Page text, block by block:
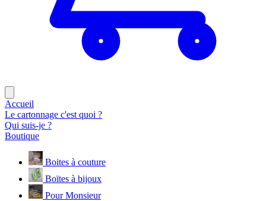
Accueil
Le cartonnage c'est quoi ?
Qui suis-je ?
Boutique
Boites à couture
Boïtes à bijoux
Pour Monsieur